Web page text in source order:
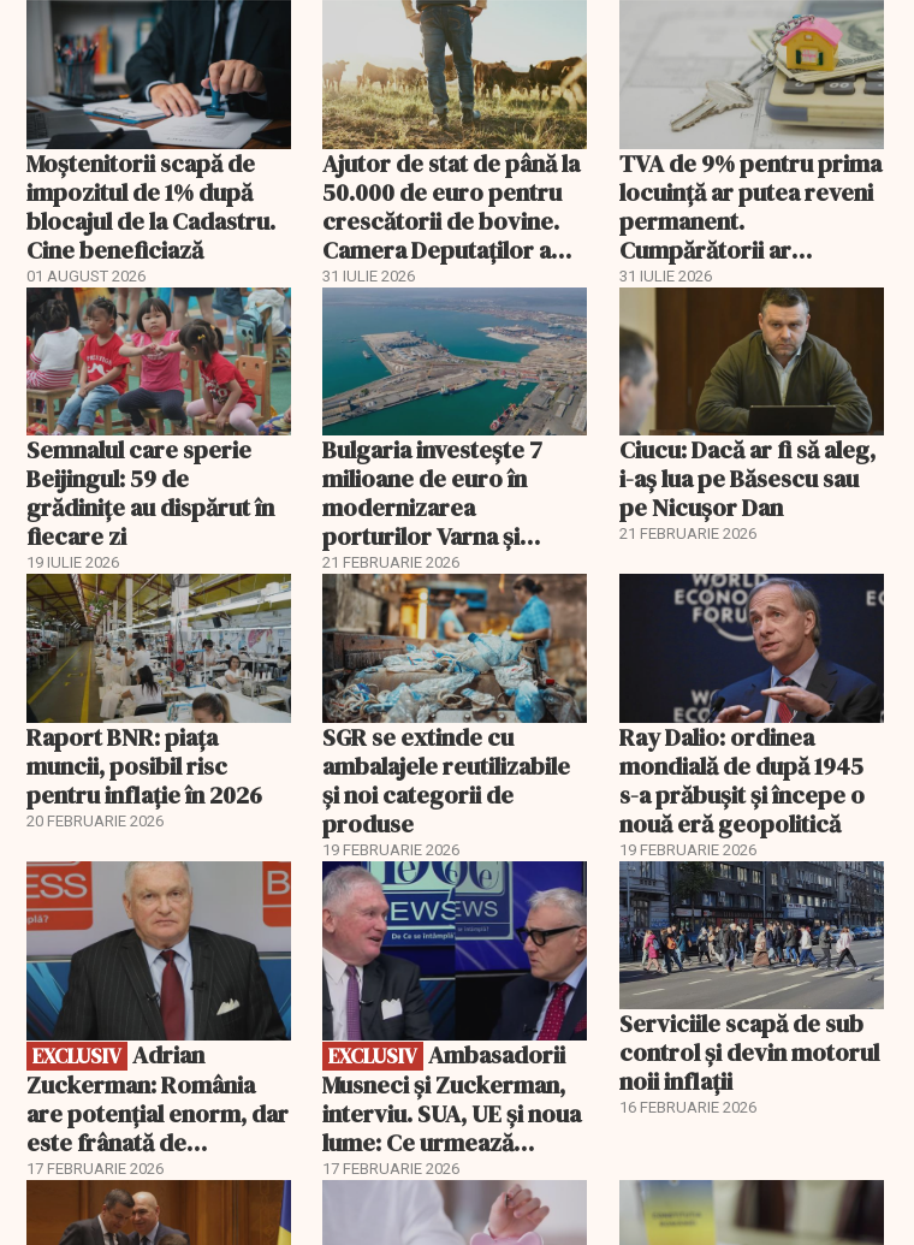
Moștenitorii scapă de
impozitul de 1% după
blocajul de la Cadastru.
Cine beneficiază
01 AUGUST 2026
Ajutor de stat de până la
50.000 de euro pentru
crescătorii de bovine.
Camera Deputaților a
aprobat schema
31 IULIE 2026
TVA de 9% pentru prima
locuință ar putea reveni
permanent.
Cumpărătorii ar
economisi zeci de mii de
31 IULIE 2026
Semnalul care sperie
Beijingul: 59 de
grădinițe au dispărut în
fiecare zi
19 IULIE 2026
Bulgaria investește 7
milioane de euro în
modernizarea
porturilor Varna și
Burgas
21 FEBRUARIE 2026
Ciucu: Dacă ar fi să aleg,
i-aș lua pe Băsescu sau
pe Nicușor Dan
21 FEBRUARIE 2026
Raport BNR: piața
muncii, posibil risc
pentru inflație în 2026
20 FEBRUARIE 2026
SGR se extinde cu
ambalajele reutilizabile
și noi categorii de
produse
19 FEBRUARIE 2026
Ray Dalio: ordinea
mondială de după 1945
s-a prăbușit și începe o
nouă eră geopolitică
19 FEBRUARIE 2026
EXCLUSIV
EXCLUSIV
Zuckerman: România
are potențial enorm, dar
este frânată de
corupție, companii de
stat și influența
propagandei ruse
17 FEBRUARIE 2026
EXCLUSIV
EXCLUSIV Ambasadorii
Musneci și Zuckerman,
interviu. SUA, UE și noua
lume: Ce urmează
pentru România
17 FEBRUARIE 2026
Serviciile scapă de sub
control și devin motorul
noii inflații
16 FEBRUARIE 2026